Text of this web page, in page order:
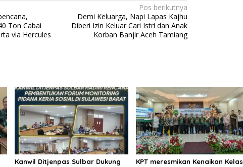
Ton Cabai
via Hercules
Pos berikutnya
Demi Keluarga, Napi Lapas Kajhu
Diberi Izin Keluar Cari Istri dan Anak
Korban Banjir Aceh Tamiang
Kanwil Ditjenpas Sulbar Dukung
KPT meresmikan Kenaikan Kelas